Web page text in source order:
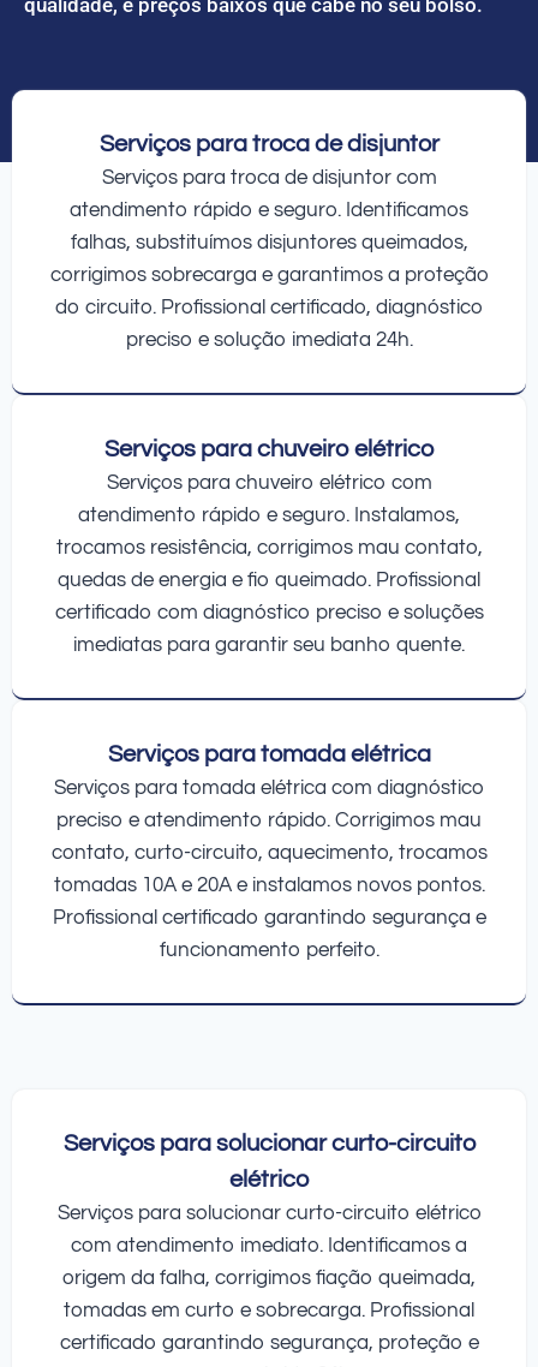
Serviços para troca de disjuntor
Serviços para troca de disjuntor com
atendimento rápido e seguro. Identificamos
falhas, substituímos disjuntores queimados,
corrigimos sobrecarga e garantimos a proteção
do circuito. Profissional certificado, diagnóstico
preciso e solução imediata 24h.
Serviços para chuveiro elétrico
Serviços para chuveiro elétrico com
atendimento rápido e seguro. Instalamos,
trocamos resistência, corrigimos mau contato,
quedas de energia e fio queimado. Profissional
certificado com diagnóstico preciso e soluções
imediatas para garantir seu banho quente.
Serviços para tomada elétrica
Serviços para tomada elétrica com diagnóstico
preciso e atendimento rápido. Corrigimos mau
contato, curto-circuito, aquecimento, trocamos
tomadas 10A e 20A e instalamos novos pontos.
Profissional certificado garantindo segurança e
funcionamento perfeito.
Serviços para solucionar curto-circuito
elétrico
Serviços para solucionar curto-circuito elétrico
com atendimento imediato. Identificamos a
origem da falha, corrigimos fiação queimada,
tomadas em curto e sobrecarga. Profissional
certificado garantindo segurança, proteção e